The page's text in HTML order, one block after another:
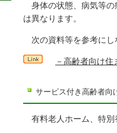
身体の状態、病気等の
は異なります。
次の資料等を参考にし
－高齢者向け
サービス付き高齢者向
有料老人ホーム、特別